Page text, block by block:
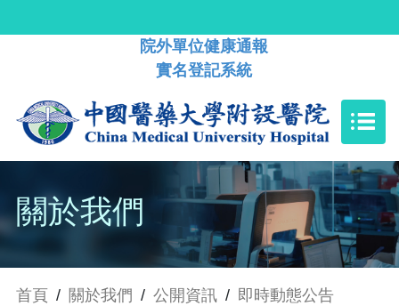
院外單位健康通報
實名登記系統
關於我們
首頁 / 關於我們 / 公開資訊 / 即時動態公告